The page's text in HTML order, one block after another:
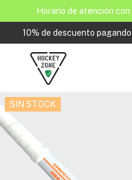
Horario de atención
10% de descuento
SIN STOCK